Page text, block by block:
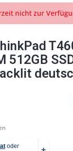
nicht zur
512GB